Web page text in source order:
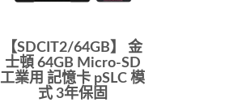
【SDCIT2/64GB】 金
士頓 64GB Micro-SD
工業用 記憶卡 pSLC 模
式 3年保固